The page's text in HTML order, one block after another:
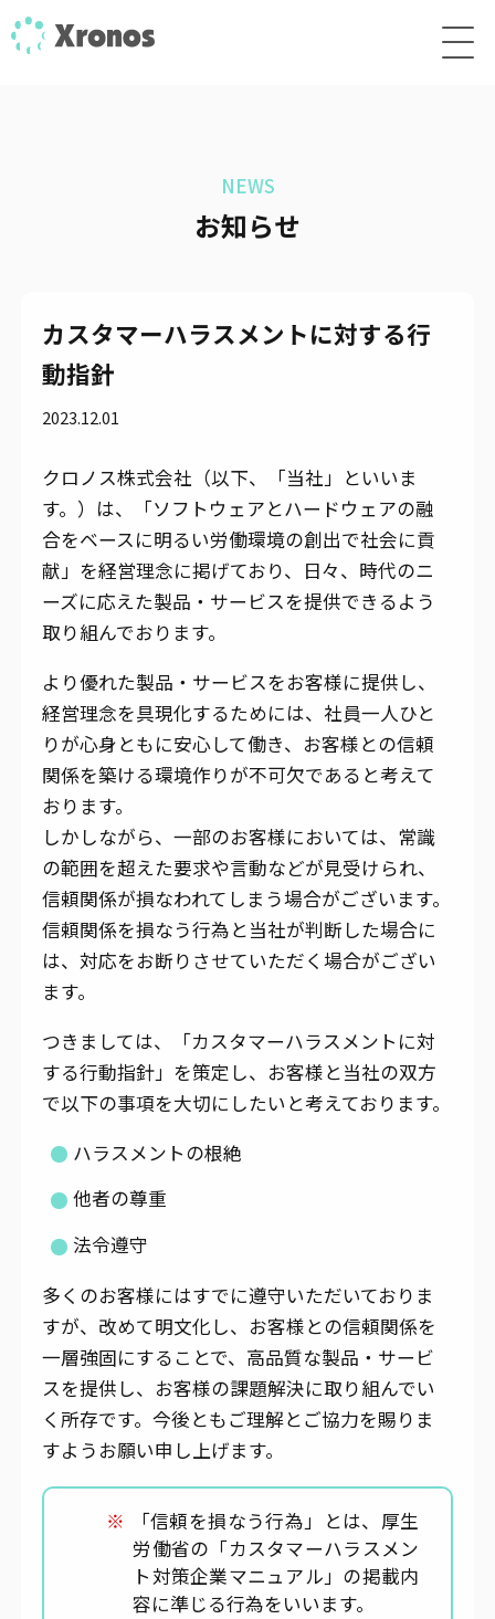
NEWS
お知らせ
カスタマーハラスメントに対する行
動指針
2023.12.01
クロノス株式会社（以下、「当社」といいま
す。）は、「ソフトウェアとハードウェアの融
合をベースに明るい労働環境の創出で社会に貢
献」を経営理念に掲げており、日々、時代のニ
ーズに応えた製品・サービスを提供できるよう
取り組んでおります。
より優れた製品・サービスをお客様に提供し、
経営理念を具現化するためには、社員一人ひと
りが心身ともに安心して働き、お客様との信頼
関係を築ける環境作りが不可欠であると考えて
おります。
しかしながら、一部のお客様においては、常識
の範囲を超えた要求や言動などが見受けられ、
信頼関係が損なわれてしまう場合がございます。
信頼関係を損なう行為と当社が判断した場合に
は、対応をお断りさせていただく場合がござい
ます。
つきましては、「カスタマーハラスメントに対
する行動指針」を策定し、お客様と当社の双方
で以下の事項を大切にしたいと考えております。
ハラスメントの根絶
他者の尊重
法令遵守
多くのお客様にはすでに遵守いただいておりま
すが、改めて明文化し、お客様との信頼関係を
一層強固にすることで、高品質な製品・サービ
スを提供し、お客様の課題解決に取り組んでい
く所存です。今後ともご理解とご協力を賜りま
すようお願い申し上げます。
※
「信頼を損なう行為」とは、厚生
労働省の「カスタマーハラスメン
ト対策企業マニュアル」の掲載内
容に準じる行為をいいます。